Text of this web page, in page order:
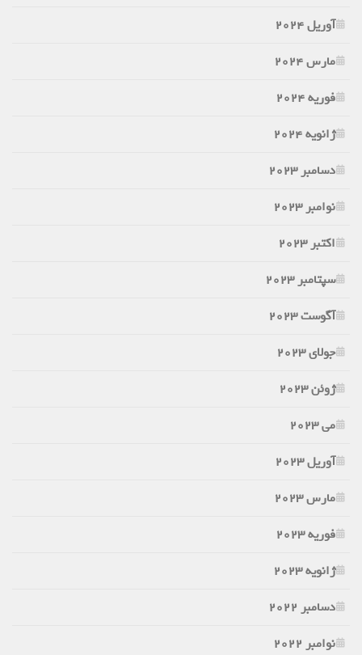
آوریل 2024
مارس 2024
فوریه 2024
ژانویه 2024
دسامبر 2023
نوامبر 2023
اکتبر 2023
سپتامبر 2023
آگوست 2023
جولای 2023
ژوئن 2023
می 2023
آوریل 2023
مارس 2023
فوریه 2023
ژانویه 2023
دسامبر 2022
نوامبر 2022